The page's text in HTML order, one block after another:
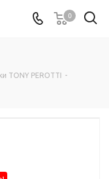
0
TONY PEROTTI -